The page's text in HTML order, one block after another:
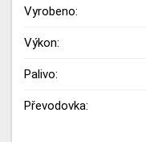
Vyrobeno:
Výkon:
Palivo:
Převodovka: